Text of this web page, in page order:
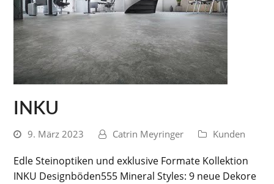
INKU
9. März 2023 Catrin Meyringer Kunden
Edle Steinoptiken und exklusive Formate Kollektion
INKU Designböden555 Mineral Styles: 9 neue Dekore